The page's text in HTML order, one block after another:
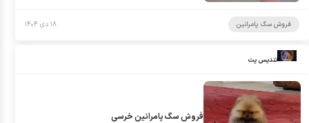
فروش سگ پامرانین ۱۸ دی ۱۴۰۴
تندیس پت
فروش سگ پامرانین خرسی